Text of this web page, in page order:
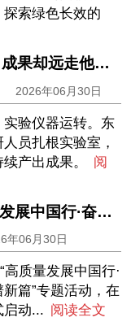
索绿色长效的
耗费心血研发，成果却远走他乡——东北科技成果本地转化如何“闯三关”？
2026年06月30日
验仪器运转。东
员扎根实验室，
产出成果。
阅
2026年“高质量发展中国行·奋进十五五天山谱新篇”专题活动在新疆和田启动
年06月30日
高质量发展中国行·
篇”专题活动，在
启动... 阅读全文